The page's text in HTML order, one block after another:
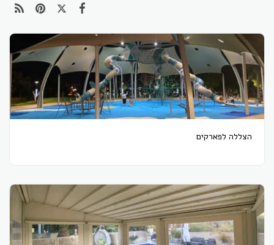
הצללה לפארקים